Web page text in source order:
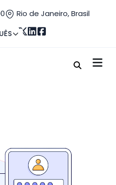
Rio de Janeiro, Brasil